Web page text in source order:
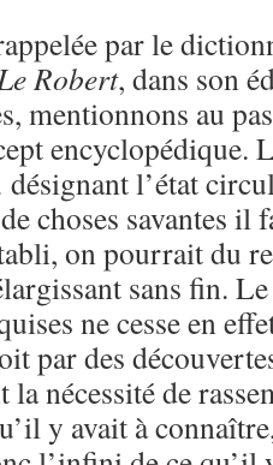
par le
Robert, dans son
mentionnons au
encyclopédique.
désignant l’état
choses savantes il
on pourrait du
sans fin.
ne cesse en
par des
nécessité de
y avait à